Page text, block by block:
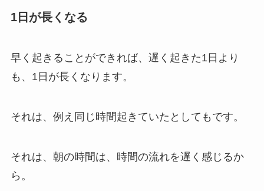
1日が長くなる
早く起きることができれば、遅く起きた1日より
も、1日が長くなります。
それは、例え同じ時間起きていたとしてもです。
それは、朝の時間は、時間の流れを遅く感じるか
ら。